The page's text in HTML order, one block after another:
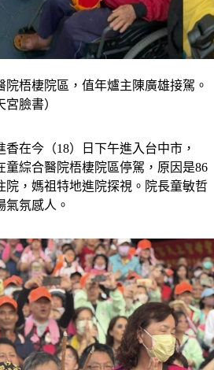
院梧棲院區，值年爐主陳廣雄接駕。
宮臉書）
在今（18）日下午進入台中市，
童綜合醫院梧棲院區停駕，原因是86
院，媽祖特地進院探視。院長童敏哲
氣氛感人。